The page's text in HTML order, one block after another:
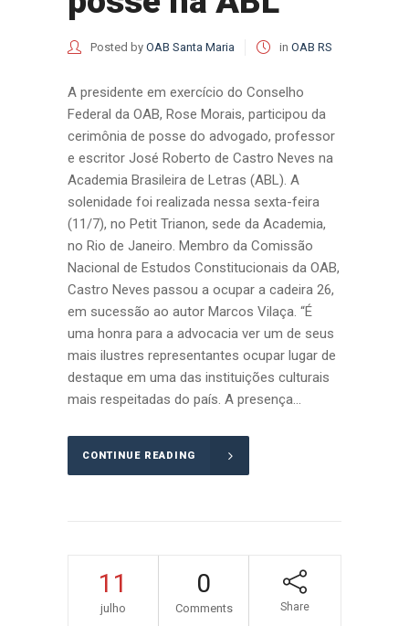
Posted by OAB Santa Maria in OAB RS
A presidente em exercício do Conselho
Federal da OAB, Rose Morais, participou da
cerimônia de posse do advogado, professor
e escritor José Roberto de Castro Neves na
Academia Brasileira de Letras (ABL). A
solenidade foi realizada nessa sexta-feira
(11/7), no Petit Trianon, sede da Academia,
no Rio de Janeiro. Membro da Comissão
Nacional de Estudos Constitucionais da OAB,
Castro Neves passou a ocupar a cadeira 26,
em sucessão ao autor Marcos Vilaça. “É
uma honra para a advocacia ver um de seus
mais ilustres representantes ocupar lugar de
destaque em uma das instituições culturais
mais respeitadas do país. A presença...
CONTINUE READING
11
julho
0
Comments Share